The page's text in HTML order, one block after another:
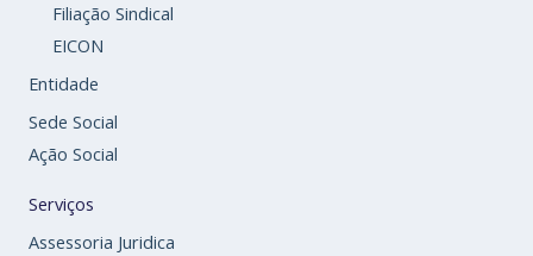
Filiação Sindical
EICON
Entidade
Sede Social
Ação Social
Serviços
Assessoria Juridica